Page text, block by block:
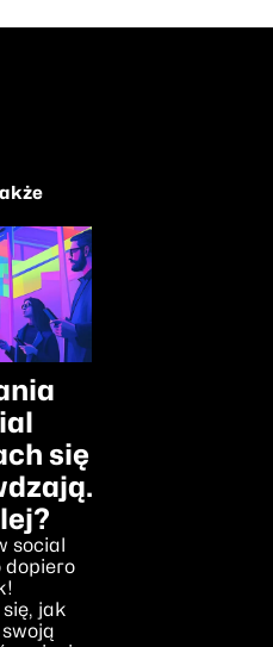
się
social
dopiero
jak